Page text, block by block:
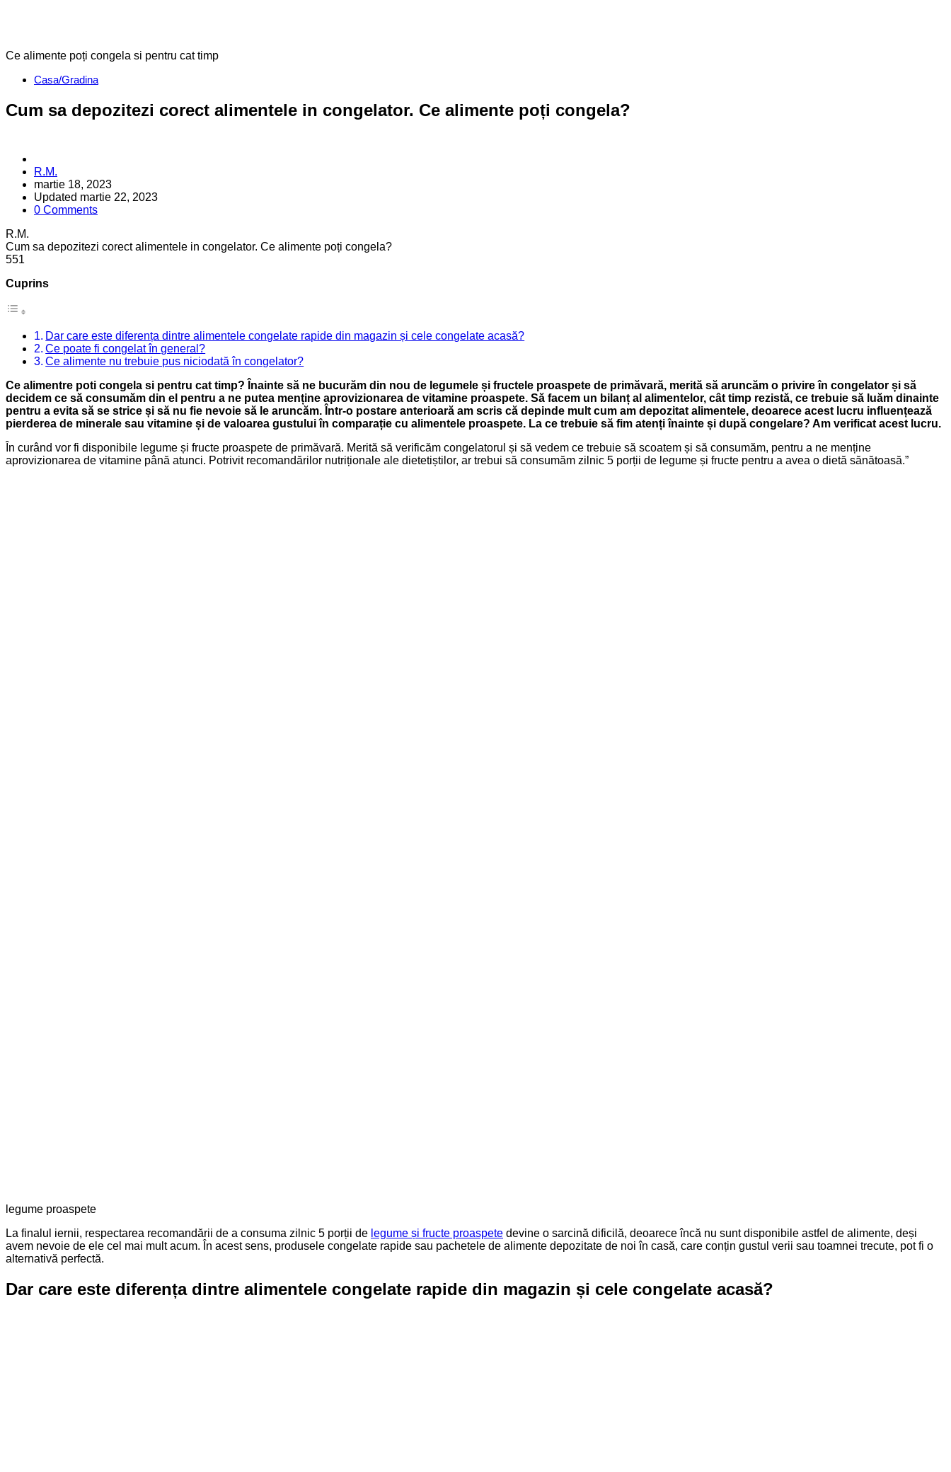
Ce alimente poți congela si pentru cat timp
Categories
Casa/Gradina
Cum sa depozitezi corect alimentele in congelator. Ce alimente poți congela?
Posted
by
R.M.
martie 18, 2023
Updated martie 22, 2023
0 Comments
R.M.
Cum sa depozitezi corect alimentele in congelator. Ce alimente poți congela?
551
Cuprins
Dar care este diferența dintre alimentele congelate rapide din magazin și cele congelate acasă?
Ce poate fi congelat în general?
Ce alimente nu trebuie pus niciodată în congelator?
Ce alimentre poti congela si pentru cat timp? Înainte să ne bucurăm din nou de legumele și fructele proaspete de primăvară, merită să aruncăm o privire în congelator și să
decidem ce să consumăm din el pentru a ne putea menține aprovizionarea de vitamine proaspete. Să facem un bilanț al alimentelor, cât timp rezistă, ce trebuie să luăm dinainte
pentru a evita să se strice și să nu fie nevoie să le aruncăm. Într-o postare anterioară am scris că depinde mult cum am depozitat alimentele, deoarece acest lucru influențează
pierderea de minerale sau vitamine și de valoarea gustului în comparație cu alimentele proaspete. La ce trebuie să fim atenți înainte și după congelare? Am verificat acest lucru.
În curând vor fi disponibile legume și fructe proaspete de primăvară. Merită să verificăm congelatorul și să vedem ce trebuie să scoatem și să consumăm, pentru a ne menține
aprovizionarea de vitamine până atunci. Potrivit recomandărilor nutriționale ale dietetiștilor, ar trebui să consumăm zilnic 5 porții de legume și fructe pentru a avea o dietă sănătoasă.”
legume proaspete
La finalul iernii, respectarea recomandării de a consuma zilnic 5 porții de legume și fructe proaspete devine o sarcină dificilă, deoarece încă nu sunt disponibile astfel de alimente, deși
avem nevoie de ele cel mai mult acum. În acest sens, produsele congelate rapide sau pachetele de alimente depozitate de noi în casă, care conțin gustul verii sau toamnei trecute, pot fi o
alternativă perfectă.
Dar care este diferența dintre alimentele congelate rapide din magazin și cele congelate acasă?